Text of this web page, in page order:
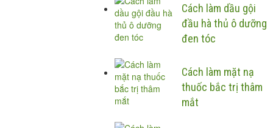
Cách làm dầu gội
đầu hà thủ ô dưỡng
đen tóc
Cách làm mặt nạ
thuốc bắc trị thâm
mắt